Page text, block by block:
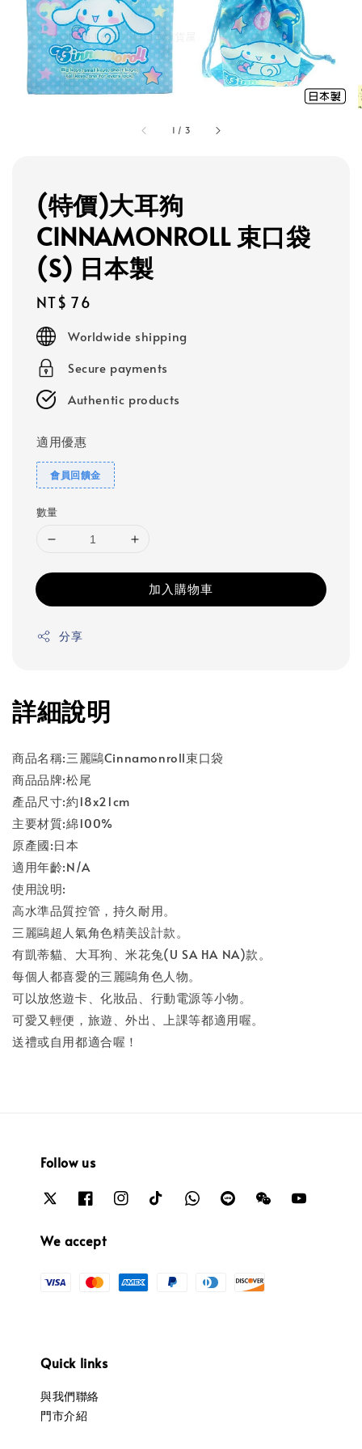
1 / 3
(特價)大耳狗
CINNAMONROLL 束口袋
(S) 日本製
Regular
price
NT$ 76
Worldwide shipping
Secure payments
Authentic products
適用優惠
會員回饋金
數量
加入購物車
分享
詳細說明
商品名稱:三麗鷗Cinnamonroll束口袋
商品品牌:松尾
產品尺寸:約18x21cm
主要材質:綿100%
原產國:日本
適用年齡:N/A
使用說明:
高水準品質控管，持久耐用。
三麗鷗超人氣角色精美設計款。
有凱蒂貓、大耳狗、米花兔(U SA HA NA)款。
每個人都喜愛的三麗鷗角色人物。
可以放悠遊卡、化妝品、行動電源等小物。
可愛又輕便，旅遊、外出、上課等都適用喔。
送禮或自用都適合喔！
Follow us
We accept
Quick links
與我們聯絡
門市介紹